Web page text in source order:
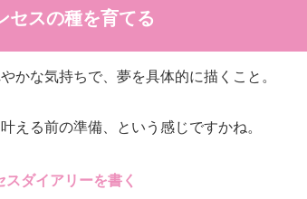
セスの種を育てる
かな気持ちで、夢を具体的に描くこと。
える前の準備、という感じですかね。
スダイアリーを書く